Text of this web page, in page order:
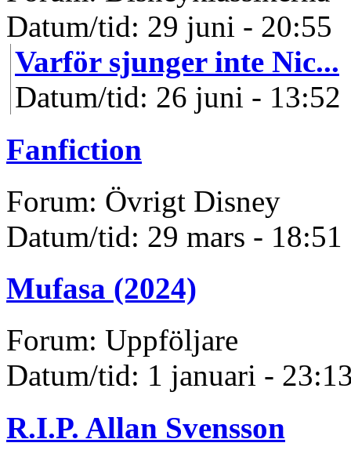
Datum/tid: 29 juni - 20:55
Varför sjunger inte Nic...
Datum/tid: 26 juni - 13:52
Fanfiction
Forum: Övrigt Disney
Datum/tid: 29 mars - 18:51
Mufasa (2024)
Forum: Uppföljare
Datum/tid: 1 januari -
R.I.P. Allan Svensson